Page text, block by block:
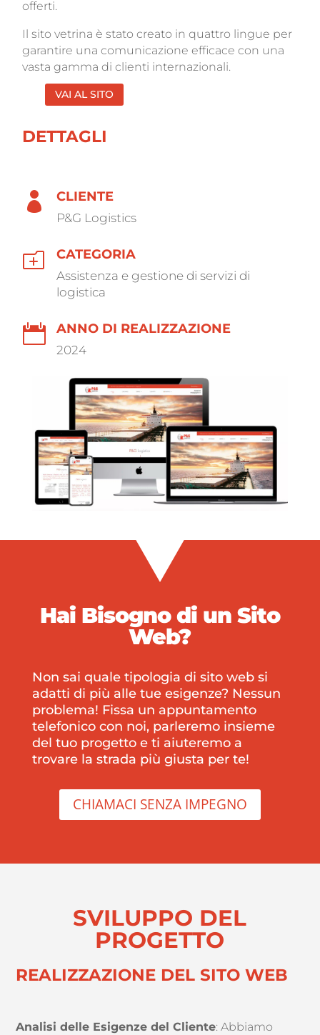
offerti.
Il sito vetrina è stato creato in quattro lingue per
garantire una comunicazione efficace con una
vasta gamma di clienti internazionali.
VAI AL SITO
DETTAGLI
 CLIENTE
P&G Logistics
o CATEGORIA
Assistenza e gestione di servizi di
logistica
 ANNO DI REALIZZAZIONE
2024
Hai Bisogno di un Sito
Web?
Non sai quale tipologia di sito web si
adatti di più alle tue esigenze? Nessun
problema! Fissa un appuntamento
telefonico con noi, parleremo insieme
del tuo progetto e ti aiuteremo a
trovare la strada più giusta per te!
CHIAMACI SENZA IMPEGNO
SVILUPPO DEL
PROGETTO
REALIZZAZIONE DEL SITO WEB
Analisi delle Esigenze del Cliente: Abbiamo